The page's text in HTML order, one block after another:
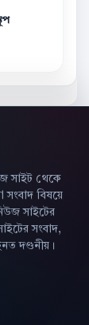
সাইট থেকে
বিষয়ে
সাইটের
সংবাদ,
দণ্ডনীয়।
করুন করুন
এ শেয়ার